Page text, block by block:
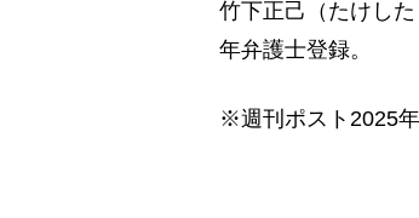
竹下正己（たけし
年弁護士登録。
※週刊ポスト2025